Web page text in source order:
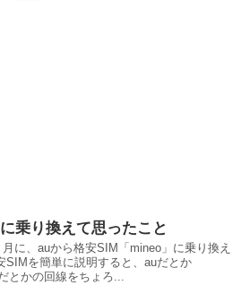
乗り換えて思ったこと
に、auから格安SIM「mineo」に乗り換え
SIMを簡単に説明すると、auだとか
とかの回線をちょろ...